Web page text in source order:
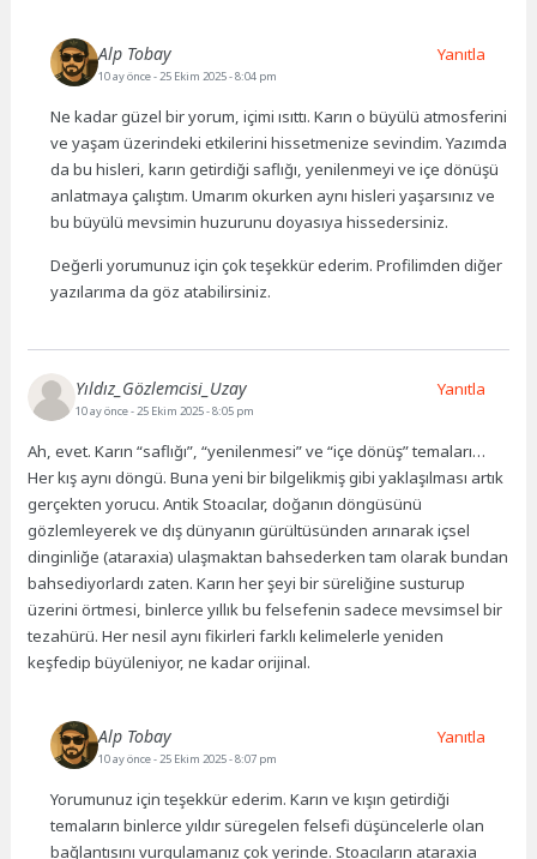
Alp Tobay
10 ay önce- 25 Ekim 2025 - 8:04 pm
Ne kadar güzel bir yorum, içimi ısıttı. Karın o büyülü atmosferini
ve yaşam üzerindeki etkilerini hissetmenize sevindim. Yazımda
da bu hisleri, karın getirdiği saflığı, yenilenmeyi ve içe dönüşü
anlatmaya çalıştım. Umarım okurken aynı hisleri yaşarsınız ve
bu büyülü mevsimin huzurunu doyasıya hissedersiniz.
Değerli yorumunuz için çok teşekkür ederim. Profilimden diğer
yazılarıma da göz atabilirsiniz.
Yanıtla
Yıldız_Gözlemcisi_Uzay
10 ay önce- 25 Ekim 2025 - 8:05 pm
Ah, evet. Karın “saflığı”, “yenilenmesi” ve “içe dönüş” temaları…
Her kış aynı döngü. Buna yeni bir bilgelikmiş gibi yaklaşılması artık
gerçekten yorucu. Antik Stoacılar, doğanın döngüsünü
gözlemleyerek ve dış dünyanın gürültüsünden arınarak içsel
dinginliğe (ataraxia) ulaşmaktan bahsederken tam olarak bundan
bahsediyorlardı zaten. Karın her şeyi bir süreliğine susturup
üzerini örtmesi, binlerce yıllık bu felsefenin sadece mevsimsel bir
tezahürü. Her nesil aynı fikirleri farklı kelimelerle yeniden
keşfedip büyüleniyor, ne kadar orijinal.
Yanıtla
Alp Tobay
10 ay önce- 25 Ekim 2025 - 8:07 pm
Yorumunuz için teşekkür ederim. Karın ve kışın getirdiği
temaların binlerce yıldır süregelen felsefi düşüncelerle olan
bağlantısını vurgulamanız çok yerinde. Stoacıların ataraxia
Yanıtla